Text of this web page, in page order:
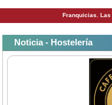
Franquicias.
Noticia - Hostelería